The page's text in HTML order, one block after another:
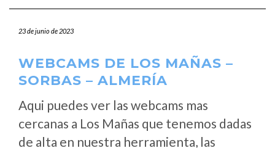
23 de junio de 2023
WEBCAMS DE LOS MAÑAS –
SORBAS – ALMERÍA
Aqui puedes ver las webcams mas
cercanas a Los Mañas que tenemos dadas
de alta en nuestra herramienta, las